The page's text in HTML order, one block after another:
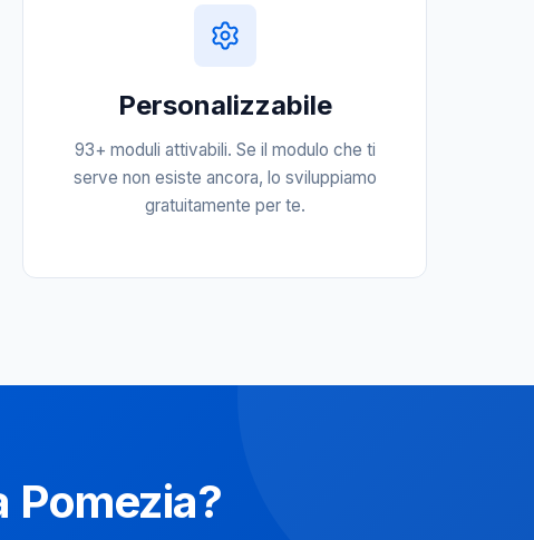
Personalizzabile
93+ moduli attivabili. Se il modulo che ti
serve non esiste ancora, lo sviluppiamo
gratuitamente per te.
Pomezia?